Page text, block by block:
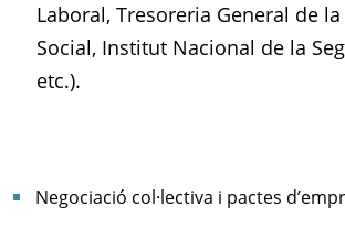
Laboral, Tresoreria General de
Social, Institut Nacional de la
etc.).
Negociació col·lectiva i pactes